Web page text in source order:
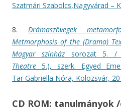
Szatmári Szabolcs,Nagyvárad –
8. Drámaszövegek
Metmorphosis of the (Drama)
Magyar színház
sorozat 5. /
Theatre 5.), szerk. Egyed
Tar Gabriella Nóra, Kolozsvár,
CD ROM: tanulmányok